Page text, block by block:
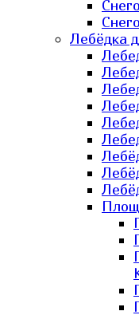
Лебёдка